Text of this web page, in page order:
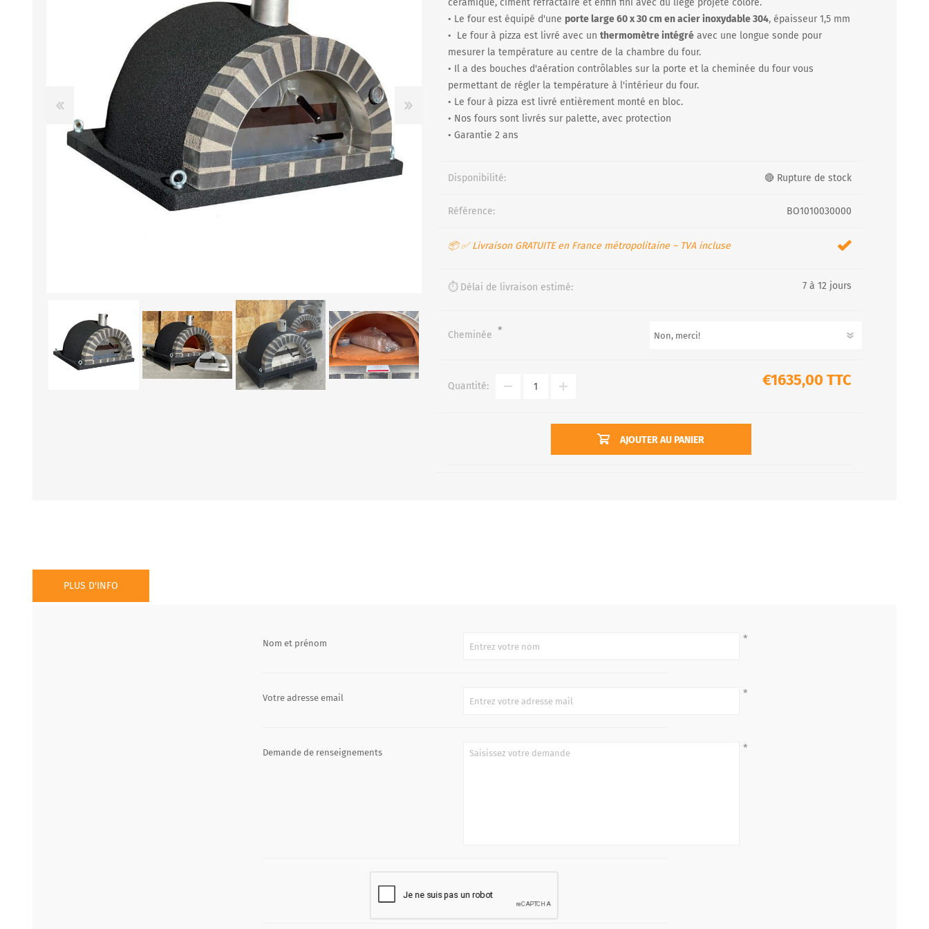
FOURS À PIZZA/PAIN AU
GAZ
ACCESSOIRES POUR FOUR
À BOIS
céramique, ciment réfractaire et enfin fini avec du liège projeté coloré.
• Le four est équipé d'une porte large 60 x 30 cm en acier inoxydable 304, épaisseur 1,5 mm
• Le four à pizza est livré avec unthermomètre intégré avec une longue sonde pour
mesurer la température au centre de la chambre du four.
• Il a des bouches d'aération contrôlables sur la porte et la cheminée du four vous
permettant de régler la température à l'intérieur du four.
• Le four à pizza est livré entièrement monté en bloc.
• Nos fours sont livrés sur palette, avec protection
• Garantie 2 ans
Disponibilité: 🔴 Rupture de stock
Référence: BO1010030000
📦 ✅ Livraison GRATUITE en France métropolitaine – TVA incluse
⏱️ Délai de livraison estimé: 7 à 12 jours
Cheminée *
€1635,00 TTC
Quantité:
AJOUTER AU PANIER
PLUS D'INFO
Nom et prénom *
Votre adresse email *
Demande de renseignements *